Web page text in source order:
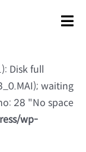
Disk full
waiting
28 "No space
wp-